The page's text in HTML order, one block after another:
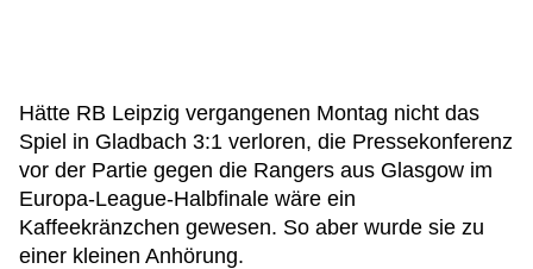
Hätte RB Leipzig vergangenen Montag nicht das
Spiel in Gladbach 3:1 verloren, die Pressekonferenz
vor der Partie gegen die Rangers aus Glasgow im
Europa-League-Halbfinale wäre ein
Kaffeekränzchen gewesen. So aber wurde sie zu
einer kleinen Anhörung.